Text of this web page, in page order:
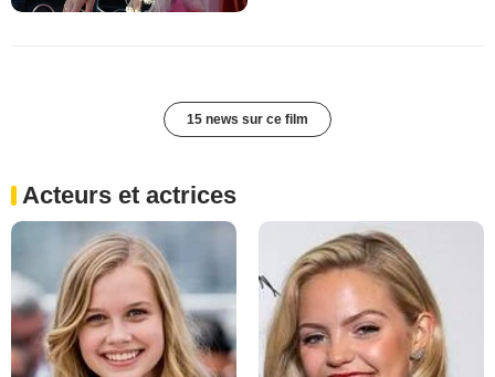
15 news sur ce film
Acteurs et actrices